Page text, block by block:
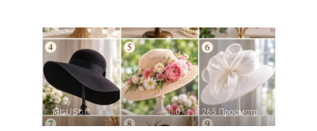
ԹԵՍՏԵՐ 0 265 Просмотр